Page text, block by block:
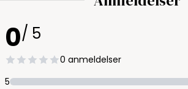
0/ 5
0 anmeldelser
5